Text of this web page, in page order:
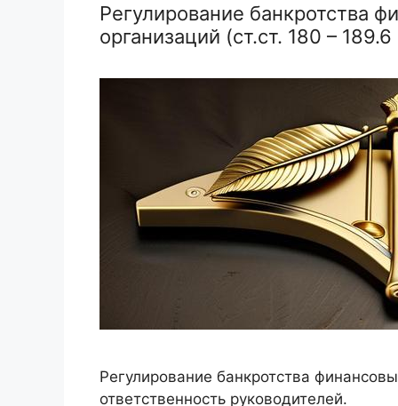
Регулирование банкротства
организаций (ст.ст. 180 –
Регулирование банкротства
ответственность руководителей.